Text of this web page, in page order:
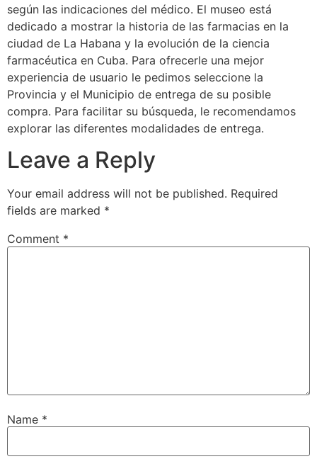
según las indicaciones del médico. El museo está
dedicado a mostrar la historia de las farmacias en la
ciudad de La Habana y la evolución de la ciencia
farmacéutica en Cuba. Para ofrecerle una mejor
experiencia de usuario le pedimos seleccione la
Provincia y el Municipio de entrega de su posible
compra. Para facilitar su búsqueda, le recomendamos
explorar las diferentes modalidades de entrega.
Leave a Reply
Your email address will not be published. Required
fields are marked *
Comment *
Name *